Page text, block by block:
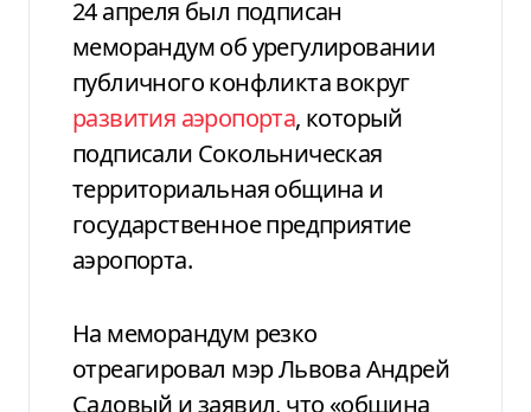
24 апреля был подписан
меморандум об урегулировании
публичного конфликта вокруг
развития аэропорта, который
подписали Сокольническая
территориальная община и
государственное предприятие
аэропорта.
На меморандум резко
отреагировал мэр Львова Андрей
Садовый и заявил, что «община